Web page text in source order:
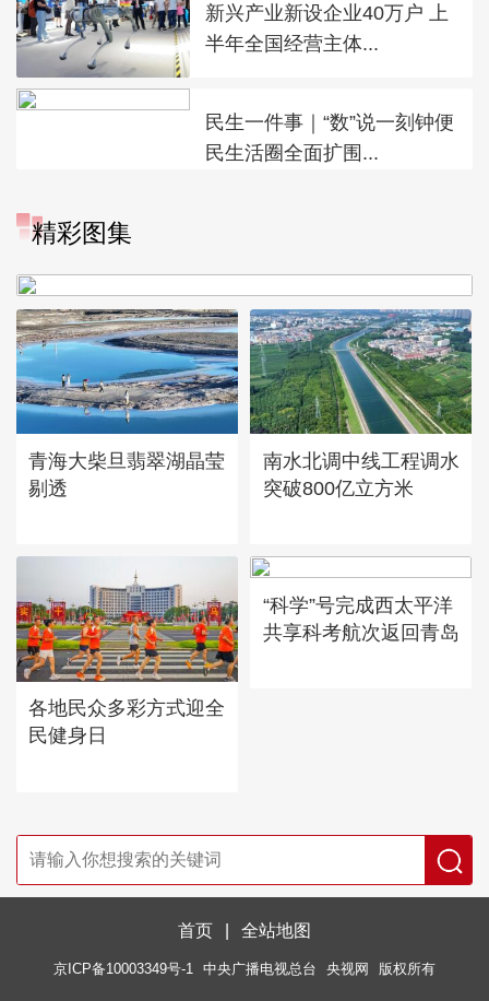
新兴产业新设企业40万户 上
半年全国经营主体...
民生一件事｜“数”说一刻钟便
民生活圈全面扩围...
精彩图集
“大地指纹”奏响夏夜文旅乐
青海大柴旦翡翠湖晶莹
剔透
南水北调中线工程调水
突破800亿立方米
各地民众多彩方式迎全
民健身日
“科学”号完成西太平洋
共享科考航次返回青岛
首页 全站地图
京ICP备10003349号-1 中央广播电视总台 央视网 版权所有